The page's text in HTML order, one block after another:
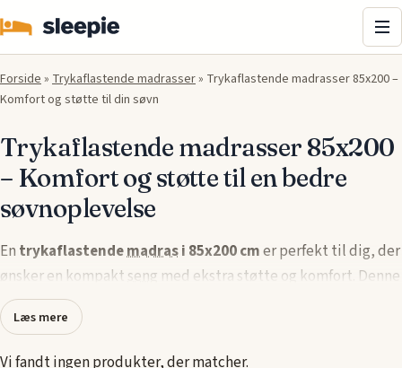
Forside» Trykaflastende madrasser» Trykaflastende madrasser 85x200 –
Komfort og støtte til din søvn
Trykaflastende madrasser 85x200
– Komfort og støtte til en bedre
søvnoplevelse
En trykaflastendemadrasi 85x200 cmer perfekt til dig, der
ønsker en kompakt seng med ekstra støtte og komfort. Denne
størrelse tilbyder en god balance mellem plads og
trykaflastning, hvilket giver en behagelig søvn. Den
trykaflastende teknologi reducerer trykpunkter og hjælper
Læs mere
Vi fandt ingen produkter, der matcher.